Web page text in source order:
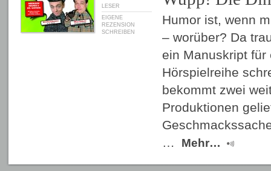
LESER
EIGENE
REZENSION
SCHREIBEN
Humor ist, wenn
– worüber? Da
ein Manuskript für
Hörspielreihe
bekommt zwei
Produktionen
…
Mehr…